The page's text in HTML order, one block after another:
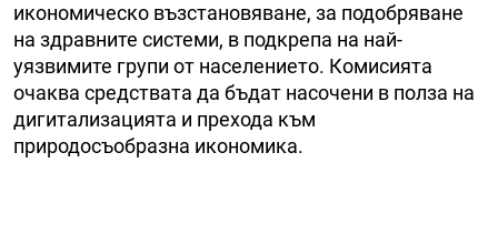
икономическо възстановяване, за подобряване
на здравните системи, в подкрепа на най-
уязвимите групи от населението. Комисията
очаква средствата да бъдат насочени в полза на
дигитализацията и прехода към
природосъобразна икономика.